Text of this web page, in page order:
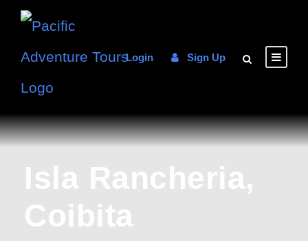
Login Sign Up
Isla Rancheria,
Coibita